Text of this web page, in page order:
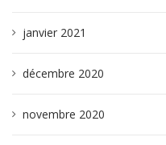
janvier 2021
décembre 2020
novembre 2020